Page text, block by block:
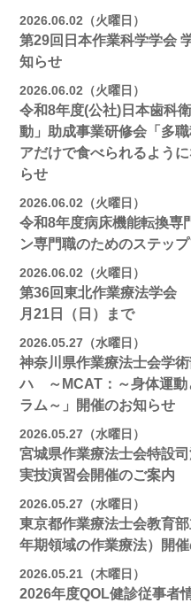
2026.06.02（火曜日）
第29回日本作業科学学会
知らせ
2026.06.02（火曜日）
令和8年度(公社)日本歯科
動」助成事業研修会「多
アだけで食べられるよう
らせ
2026.06.02（火曜日）
令和8年度病床機能転換専
ン専門職のためのステッ
2026.06.02（火曜日）
第36回東北作業療法学会
月21日（日）まで
2026.05.27（水曜日）
神奈川県作業療法士会学
ハ ～MCAT：～身体運動
ラム～」開催のお知らせ
2026.05.27（水曜日）
宮城県作業療法士会特設
実技演習会開催のご案内
2026.05.27（水曜日）
東京都作業療法士会教育
年期領域の作業療法）開
2026.05.21（木曜日）
2026年度QOL健診従事者